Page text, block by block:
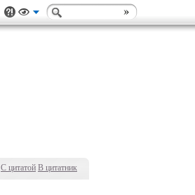
С цитатой В цитатник